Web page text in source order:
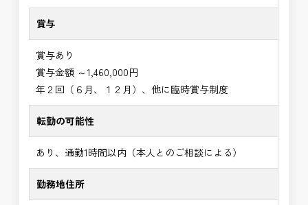
賞与
賞与あり
賞与金額 ～1,460,000円
年２回（６月、１２月）、他に臨時賞与制度
転勤の可能性
あり、通勤1時間以内（本人とのご相談による）
勤務地住所